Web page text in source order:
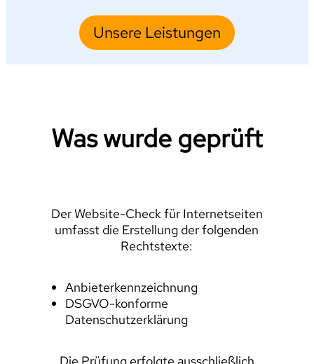
Unsere Leistungen
Was wurde geprüft
Der Website-Check für Internetseiten
umfasst die Erstellung der folgenden
Rechtstexte:
Anbieterkennzeichnung
DSGVO-konforme
Datenschutzerklärung